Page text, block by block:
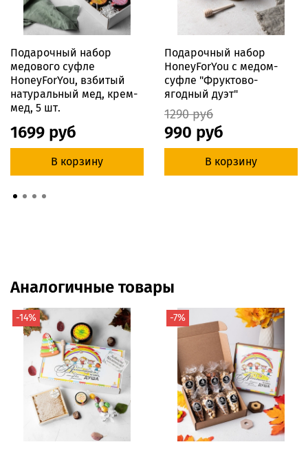
Подарочный набор
медового суфле
HoneyForYou, взбитый
натуральный мед, крем-
мед, 5 шт.
1699 руб
В корзину
Подарочный набор
HoneyForYou с медом-
суфле "Фруктово-
ягодный дуэт"
1290 руб
990 руб
В корзину
Аналогичные товары
-14% -7%